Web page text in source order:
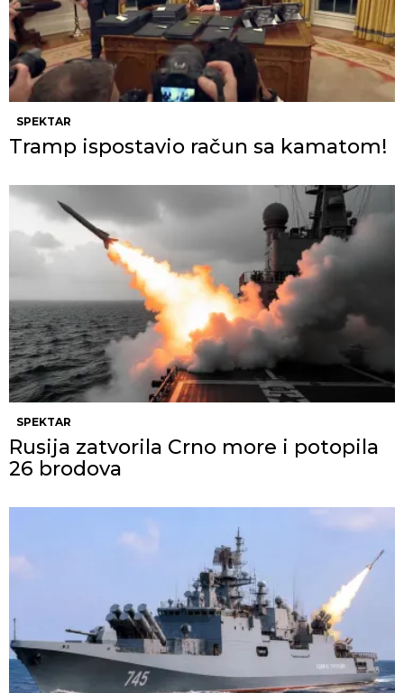
SPEKTAR
Tramp ispostavio račun sa kamatom!
SPEKTAR
Rusija zatvorila Crno more i potopila
26 brodova